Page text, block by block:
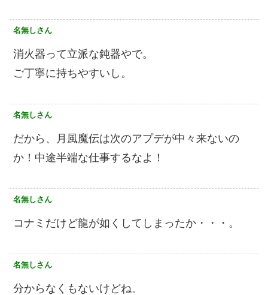
名無しさん
消火器って立派な鈍器やで。
ご丁寧に持ちやすいし。
名無しさん
だから、月風魔伝は次のアプデが中々来ないの
か！中途半端な仕事するなよ！
名無しさん
コナミだけど龍が如くしてしまったか・・・。
名無しさん
分からなくもないけどね。